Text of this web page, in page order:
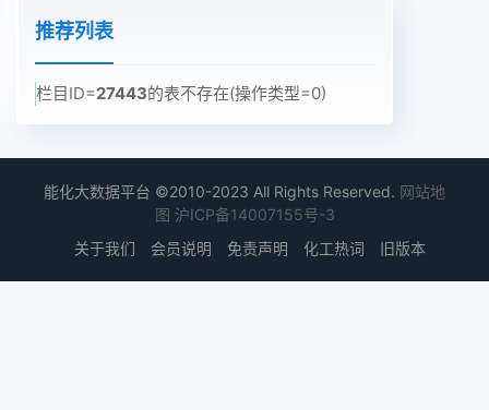
推荐列表
栏目ID=27443的表不存在(操作类型=0)
能化大数据平台 ©2010-2023 All Rights Reserved. 网站地
图 沪ICP备14007155号-3
关于我们
会员说明 免责声明 化工热词 旧版本